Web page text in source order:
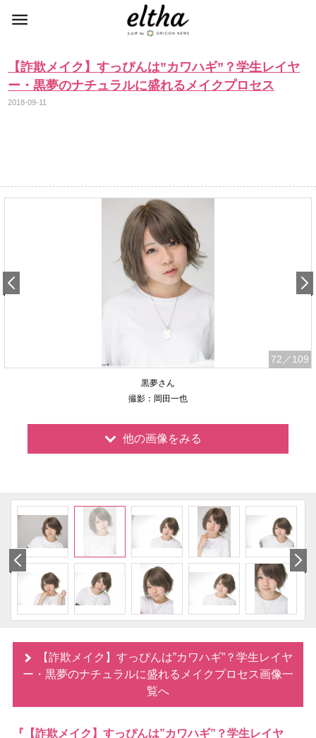
【詐欺メイク】すっぴんは”カワハギ”？学生レイヤ
ー・黒夢のナチュラルに盛れるメイクプロセス
2018-09-11
72 ／109
黒夢さん
撮影：岡田一也
他の画像をみる
【詐欺メイク】すっぴんは”カワハギ”？学生レイヤ
ー・黒夢のナチュラルに盛れるメイクプロセス画像一
覧へ
『【詐欺メイク】すっぴんは”カワハギ”？学生レイヤ